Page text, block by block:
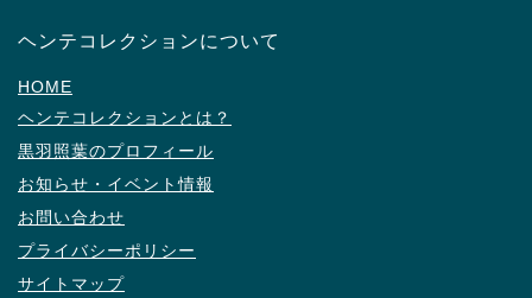
ヘンテコレクションについて
HOME
ヘンテコレクションとは？
黒羽照葉のプロフィール
お知らせ・イベント情報
お問い合わせ
プライバシーポリシー
サイトマップ